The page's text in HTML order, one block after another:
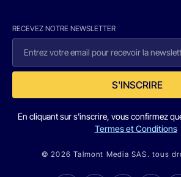
RECEVEZ NOTRE NEWSLETTER
S'INSCRIRE
En cliquant sur s'inscrire, vous confirmez
Termes et Conditions
© 2026 Talmont Media SAS. tous